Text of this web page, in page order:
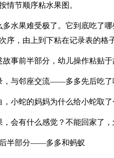
情节顺序粘水果图。
多水果难受极了。它到底吃了
序，由上到下粘在记录表的格
故事前半部分，幼儿操作粘贴于
，与邻座交流――多多先后吃了
，小蛇的妈妈为什么给小蛇取了
，会有什么感觉？不能回家了，
半部分――多多和蚂蚁